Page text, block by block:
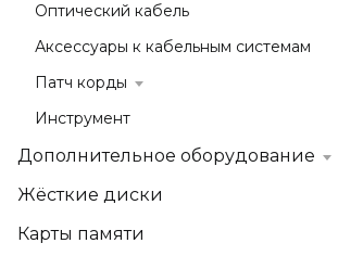
Оптический кабель
Аксессуары к кабельным системам
Патч корды
Инструмент
Дополнительное оборудование
Жёсткие диски
Карты памяти